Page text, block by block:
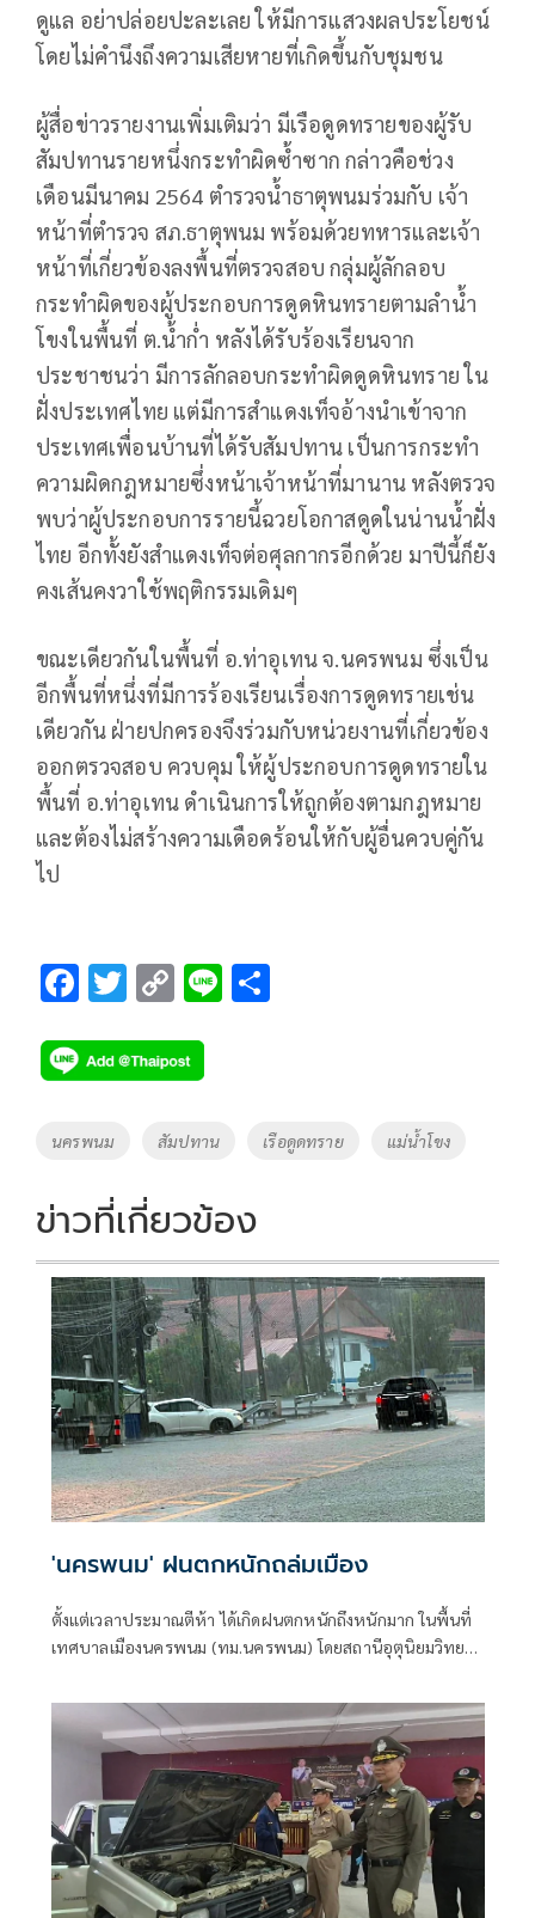
ดูแล อย่าปล่อยปะละเลย ให้มีการแสวงผลประโยชน์
โดยไม่คำนึงถึงความเสียหายที่เกิดขึ้นกับชุมชน
ผู้สื่อข่าวรายงานเพิ่มเติมว่า มีเรือดูดทรายของผู้รับ
สัมปทานรายหนึ่งกระทำผิดซ้ำซาก กล่าวคือช่วง
เดือนมีนาคม 2564 ตำรวจน้ำธาตุพนมร่วมกับ เจ้า
หน้าที่ตำรวจ สภ.ธาตุพนม พร้อมด้วยทหารและเจ้า
หน้าที่เกี่ยวข้องลงพื้นที่ตรวจสอบ กลุ่มผู้ลักลอบ
กระทำผิดของผู้ประกอบการดูดหินทรายตามลำน้ำ
โขงในพื้นที่ ต.น้ำก่ำ หลังได้รับร้องเรียนจาก
ประชาชนว่า มีการลักลอบกระทำผิดดูดหินทราย ใน
ฝั่งประเทศไทย แต่มีการสำแดงเท็จอ้างนำเข้าจาก
ประเทศเพื่อนบ้านที่ได้รับสัมปทาน เป็นการกระทำ
ความผิดกฎหมายซึ่งหน้าเจ้าหน้าที่มานาน หลังตรวจ
พบว่าผู้ประกอบการรายนี้ฉวยโอกาสดูดในน่านน้ำฝั่ง
ไทย อีกทั้งยังสำแดงเท็จต่อศุลกากรอีกด้วย มาปีนี้ก็ยัง
คงเส้นคงวาใช้พฤติกรรมเดิมๆ
ขณะเดียวกันในพื้นที่ อ.ท่าอุเทน จ.นครพนม ซึ่งเป็น
อีกพื้นที่หนึ่งที่มีการร้องเรียนเรื่องการดูดทรายเช่น
เดียวกัน ฝ่ายปกครองจึงร่วมกับหน่วยงานที่เกี่ยวข้อง
ออกตรวจสอบ ควบคุม ให้ผู้ประกอบการดูดทรายใน
พื้นที่ อ.ท่าอุเทน ดำเนินการให้ถูกต้องตามกฎหมาย
และต้องไม่สร้างความเดือดร้อนให้กับผู้อื่นควบคู่กัน
ไป
F
e
b
o
k
T
tt
er
C
p
y
Li
k
Li
Tags
นครพนม สัมปทาน เรือดูดทราย แม่น้ำโขง
ข่าวที่เกี่ยวข้อง
'นครพนม' ฝนตกหนักถล่มเมือง
ตั้งแต่เวลาประมาณตีห้า ได้เกิดฝนตกหนักถึงหนักมาก ในพื้นที่
เทศบาลเมืองนครพนม (ทม.นครพนม) โดยสถานีอุตุนิยมวิทยา